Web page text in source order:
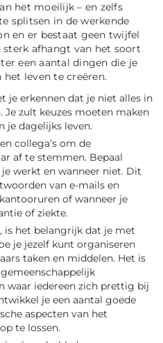
het moeilijk – en zelfs
splitsen in de werkende
en er bestaat geen twijfel
afhangt van het soort
een aantal dingen die je
leven te creëren.
je erkennen dat je niet alles in
Je zult keuzes moeten maken
je dagelijks leven.
collega’s om de
af te stemmen. Bepaal
werkt en wanneer niet. Dit
van e-mails en
of wanneer je
of ziekte.
is het belangrijk dat je met
je jezelf kunt organiseren
taken en middelen. Het is
waar iedereen zich prettig bij
je een aantal goede
aspecten van het
te lossen.